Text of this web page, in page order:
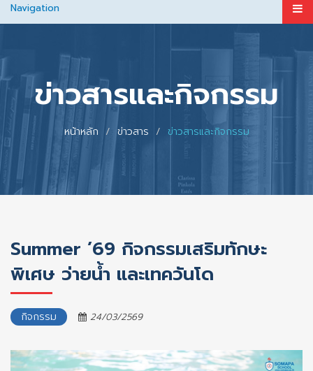
Navigation
ข่าวสารและกิจกรรม
หน้าหลัก ข่าวสาร ข่าวสารและกิจกรรม
Summer ’69 กิจกรรมเสริมทักษะ
พิเศษ ว่ายน้ำ และเทควันโด
กิจกรรม 24/03/2569